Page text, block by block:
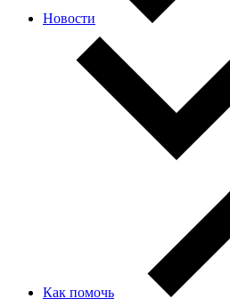
Новости
Как помочь